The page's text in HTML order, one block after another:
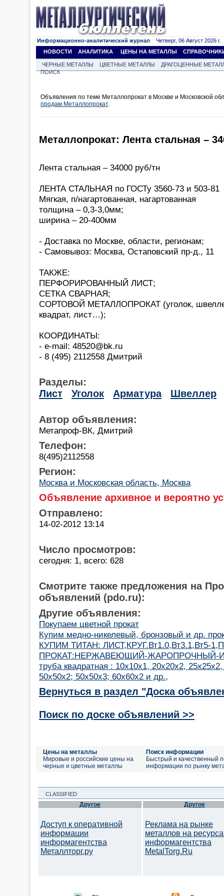
Информационно-аналитический журнал Четверг, 06 Август 2026 г.
НОВОСТИ
АНАЛИТИКА ЦЕНЫ НА МЕТАЛЛЫ
ЧЕРНЫЕ МЕТАЛЛЫ ЦВЕТНЫЕ МЕТАЛЛЫ
ДРАГОЦЕННЫЕ
ПОИСК
Объявления по теме Металлопрокат в Москве и Московской
продам Металлопрокат.
Металлопрокат: Лента стальная –
Лента стальная – 34000 руб/тн
ЛЕНТА СТАЛЬНАЯ по ГОСТу 3560-73 и 503-81
Мягкая, п/нагартованная, нагартованная
толщина – 0,3-3,0мм;
ширина – 20-400мм
- Доставка по Москве, области, регионам;
- Самовывоз: Москва, Остаповский пр-д., 11
ТАКЖЕ:
ПЕРФОРИРОВАННЫЙ ЛИСТ;
СЕТКА СВАРНАЯ;
СОРТОВОЙ МЕТАЛЛОПРОКАТ (уголок,
квадрат, лист…);
КООРДИНАТЫ:
- e-mail: 48520@bk.ru
- 8 (495) 2112558 Дмитрий
Разделы:
Лист
Уголок Арматура Швеллер
Автор объявления:
Метапроф-ВК, Дмитрий
Телефон:
8(495)2112558
Регион:
Москва и Московская область, Москва
Объявление архивное и вероятно
Отправлено:
14-02-2012 13:14
Число просмотров:
сегодня: 1, всего: 628
Смотрите также предложения на
объявлений (pdo.ru):
Другие объявления:
Покупаем цветной прокат
Купим медно-никелевый, бронзовый и др.
КУПИМ ТИТАН: ЛИСТ,КРУГ.Вт1.0,Вт3.1,Вт5-
ПРОКАТ:НЕРЖАВЕЮЩИЙ-ЖАРОПРОЧНЫЙ-
труба квадратная : 10х10х1, 20х20х2,
50х50х2; 50х50х3; 60х60х2 и др.,
Вернуться в раздел "Доска
Поиск по доске объявлений >>
Цены на металлы
Мировые и российские цены на
черные и цветные металлы
Поиск информации
Быстрый и качественный
информации по рынку
CLASSIFIED
Другое
Доступ к оперативной
информации
информагентства
Металлторг.ру
Другое
Реклама на рынке
металлов на
информагентства
MetalTorg.Ru